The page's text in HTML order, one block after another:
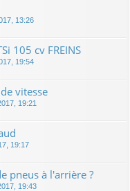
13:26
105 cv FREINS
19:54
vitesse
19:21
19:17
pneus à l'arrière ?
19:43